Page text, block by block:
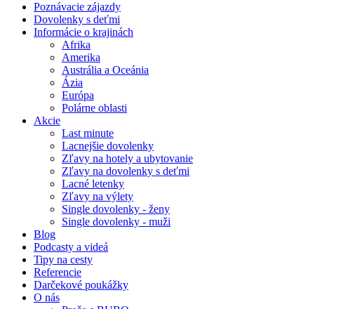
Poznávacie zájazdy
Dovolenky s deťmi
Informácie o krajinách
Afrika
Amerika
Austrália a Oceánia
Ázia
Európa
Polárne oblasti
Akcie
Last minute
Lacnejšie dovolenky
Zľavy na hotely a ubytovanie
Zľavy na dovolenky s deťmi
Lacné letenky
Zľavy na výlety
Single dovolenky - ženy
Single dovolenky - muži
Blog
Podcasty a videá
Tipy na cesty
Referencie
Darčekové poukážky
O nás